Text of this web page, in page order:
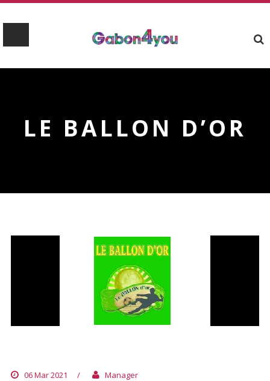
LE BALLON D’OR
06 Mar 2021 / Manager